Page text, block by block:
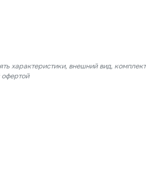
характеристики, внешний вид,